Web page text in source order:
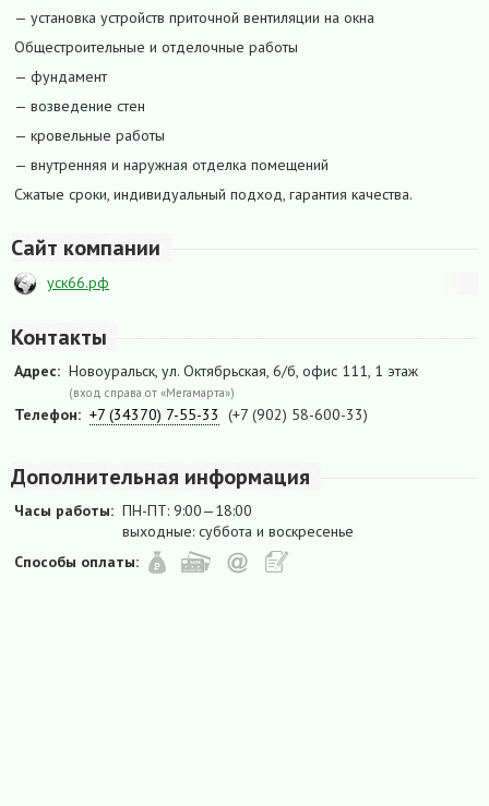
— установка устройств приточной вентиляции на окна
Общестроительные и отделочные работы
— фундамент
— возведение стен
— кровельные работы
— внутренняя и наружная отделка помещений
Сжатые сроки, индивидуальный подход, гарантия качества.
Сайт компании
уск66.рф
Контакты
Адрес: Новоуральск, ул. Октябрьская, 6/б, офис 111, 1 этаж
(вход справа от «Мегамарта»)
Телефон: +7 (34370) 7-55-33 (+7 (902) 58-600-33)
Дополнительная информация
Часы работы: ПН-ПТ: 9:00—18:00
выходные: суббота и воскресенье
Способы оплаты: